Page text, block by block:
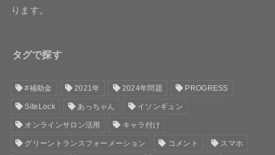
ります。
タグで探す
#補助金 2021年 2024年問題 PROGRESS
SiteLock あっちゃん イソンギュン
オンラインサロン活用 キャラ付け
グリーントランスフォーメーション コメント スマホ